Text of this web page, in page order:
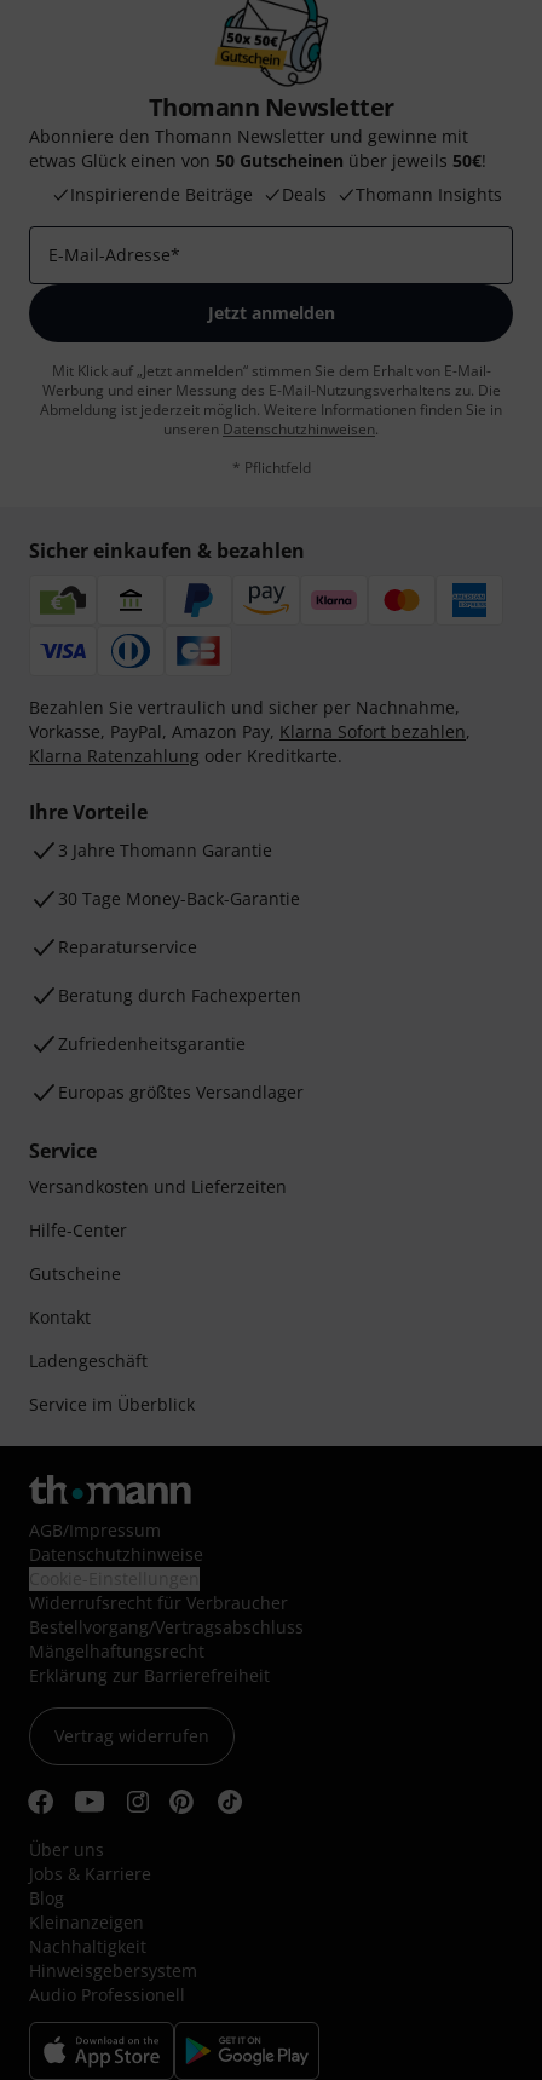
Thomann Newsletter
Abonniere den Thomann Newsletter und gewinne mit
etwas Glück einen von 50 Gutscheinen über jeweils 50€!
Inspirierende Beiträge
Deals Thomann Insights
E-Mail-Adresse*
Jetzt anmelden
Mit Klick auf „Jetzt anmelden“ stimmen Sie dem Erhalt von E-Mail-
Werbung und einer Messung des E-Mail-Nutzungsverhaltens zu. Die
Abmeldung ist jederzeit möglich. Weitere Informationen finden Sie in
unseren Datenschutzhinweisen.
* Pflichtfeld
Sicher einkaufen & bezahlen
Bezahlen Sie vertraulich und sicher per Nachnahme,
Vorkasse, PayPal, Amazon Pay, Klarna Sofort bezahlen,
Klarna Ratenzahlung oder Kreditkarte.
Ihre Vorteile
3 Jahre Thomann Garantie
30 Tage Money-Back-Garantie
Reparaturservice
Beratung durch Fachexperten
Zufriedenheitsgarantie
Europas größtes Versandlager
Service
Versandkosten und Lieferzeiten
Hilfe-Center
Gutscheine
Kontakt
Ladengeschäft
Service im Überblick
AGB/Impressum
Datenschutzhinweise
Widerrufsrecht für Verbraucher
Bestellvorgang/Vertragsabschluss
Mängelhaftungsrecht
Erklärung zur Barrierefreiheit
Vertrag widerrufen
Über uns
Jobs & Karriere
Blog
Kleinanzeigen
Nachhaltigkeit
Hinweisgebersystem
Audio Professionell